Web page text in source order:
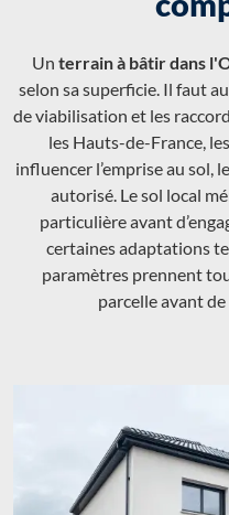
Un terrain à bâtir dans
selon sa superficie. Il faut
de viabilisation et les
les Hauts-de-France,
influencer l’emprise au sol,
autorisé. Le sol local
particulière avant
certaines adaptations
paramètres prennent
parcelle avant